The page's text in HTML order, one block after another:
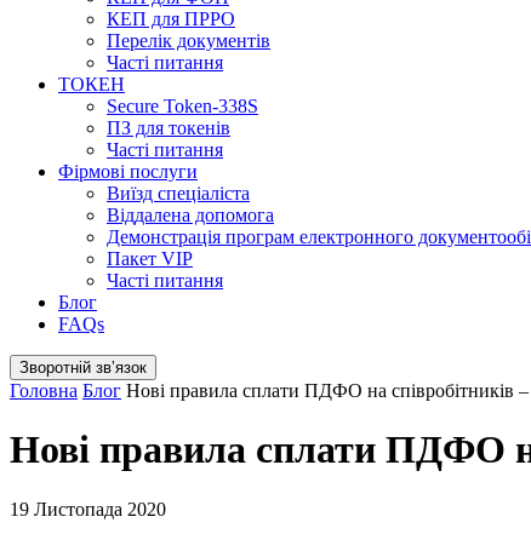
КЕП для ПРРО
Перелік документів
Часті питання
ТОКЕН
Secure Token-338S
ПЗ для токенів
Часті питання
Фірмові послуги
Виїзд спеціаліста
Віддалена допомога
Демонстрація програм електронного
Пакет VIP
Часті питання
Блог
FAQs
Зворотній звʼязок
Головна Блог Нові правила сплати ПДФО на співробітників –
Нові правила сплати ПДФО
19 Листопада 2020